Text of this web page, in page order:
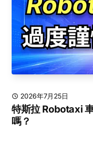
2026年7月25日
特斯拉 Robotaxi
嗎？